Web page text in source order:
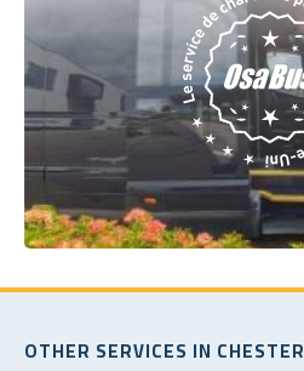
OTHER SERVICES IN CHESTER